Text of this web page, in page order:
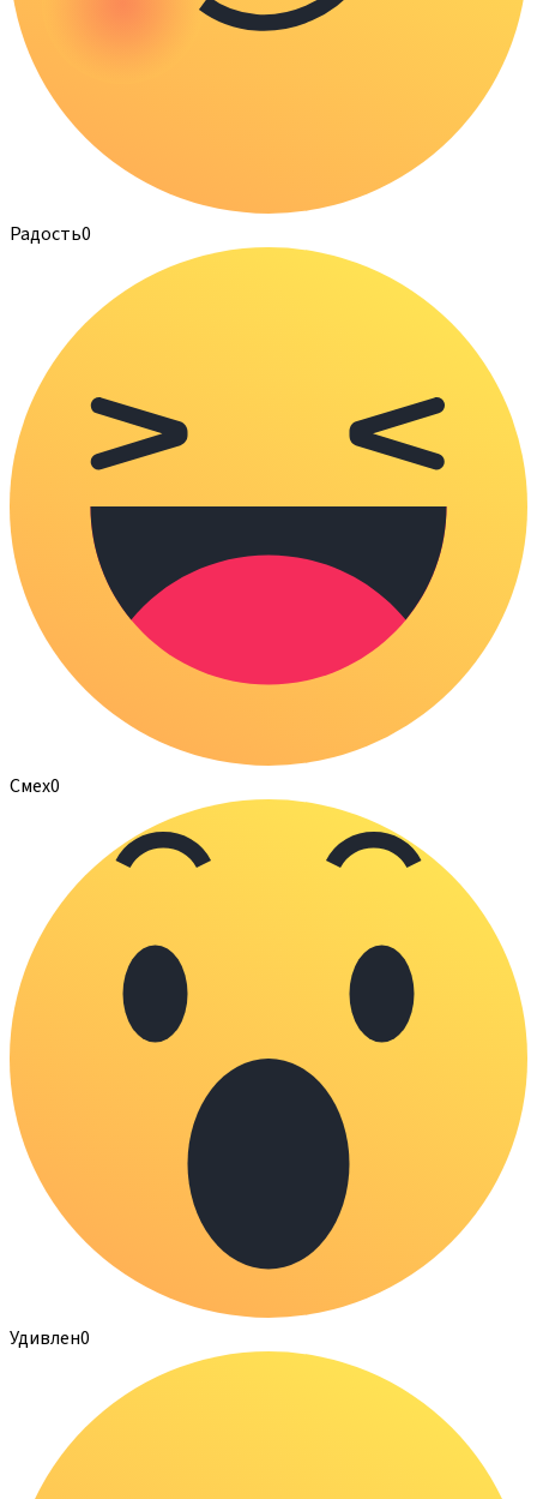
Радость0
Смех0
Удивлен0